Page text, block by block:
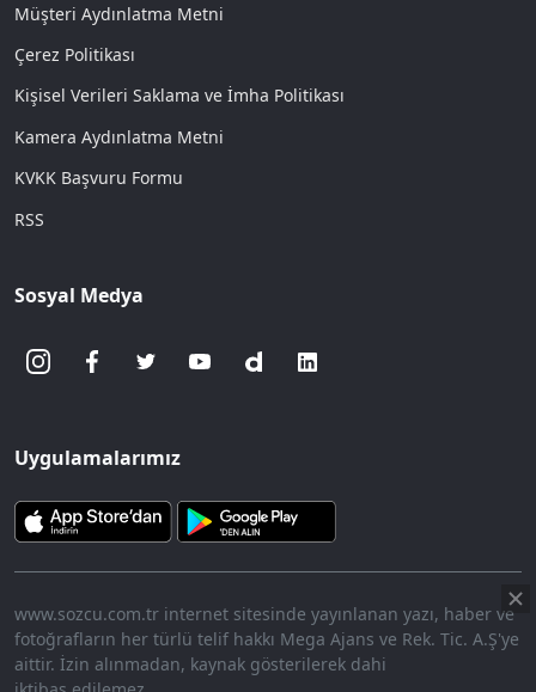
Müşteri Aydınlatma Metni
Çerez Politikası
Kişisel Verileri Saklama ve İmha Politikası
Kamera Aydınlatma Metni
KVKK Başvuru Formu
RSS
Sosyal Medya
Uygulamalarımız
www.sozcu.com.tr internet sitesinde yayınlanan yazı, haber ve
fotoğrafların her türlü telif hakkı Mega Ajans ve Rek. Tic. A.Ş'ye
aittir. İzin alınmadan, kaynak gösterilerek dahi